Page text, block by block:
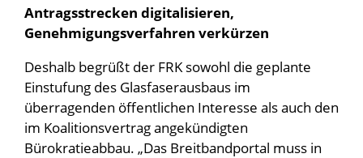
Antragsstrecken digitalisieren,
Genehmigungsverfahren verkürzen
Deshalb begrüßt der FRK sowohl die geplante
Einstufung des Glasfaserausbaus im
überragenden öffentlichen Interesse als auch den
im Koalitionsvertrag angekündigten
Bürokratieabbau. „Das Breitbandportal muss in